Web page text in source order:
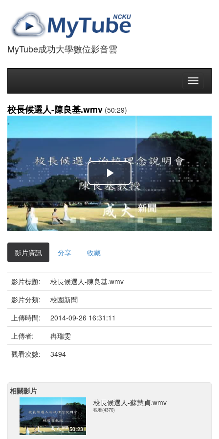
MyTube成功大學數位影音雲
Toggle
校長候選人-陳良基.wmv (50:29)
播
放
影
影片資訊 分享 收藏
影片標題:
校長候選人-陳良基.wmv
影片分類:
校園新聞
上傳時間:
2014-09-26 16:31:11
上傳者:
冉瑞雯
觀看次數:
3494
相關影片
50:23
校長候選人-蘇慧貞.wmv
觀看(4370)